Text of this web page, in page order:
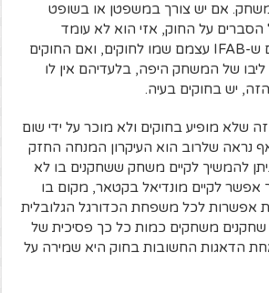
אם יש צורך במשפטן או בשופט
הסברים על החוק, אזי הוא לא עומד
בקריטריונים הבסיסיים ש-IFAB עצמם שמו לחוקים, ואם החוקים
ליבו של המשחק היפה, בלעדיהם אין לו
יש בחוקים בעיה.
שלא מופיע בחוקים ולא מוכר על ידי שום
נראה שלרוב הוא העיקרון המנחה החזק
להמשיך לקיים משחק ששחקנים בו לא
אפשר לקיים מונדיאל בקטאר, מקום בו
אפשרות לכל משפחת הכדורגל הגלובלית
משחקים כמות כל כך פסיכית של
הדאגות החשובות בחוק היא שמירה על